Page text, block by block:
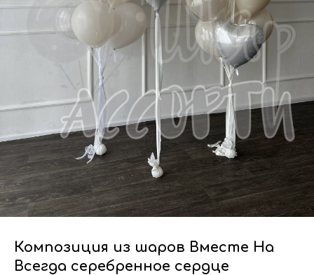
Композиция из шаров Вместе На
Всегда серебренное сердце